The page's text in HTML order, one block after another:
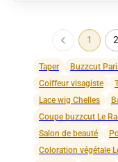
1 2
Taper Buzzcut
Coiffeur visagiste
Lace wig Chelles
Coupe buzzcut Le
Salon de beauté
Coloration végétale